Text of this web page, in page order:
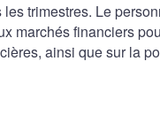
les trimestres. Le
marchés financiers
ainsi que sur la